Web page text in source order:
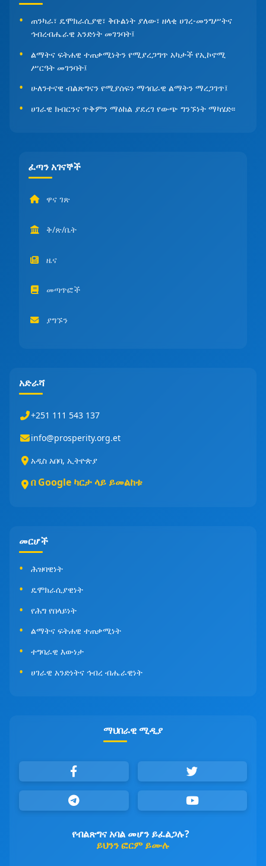
ጠንካራ፣ ዴሞክራሲያዊ፣ ቅቡልነት ያለው፣ ዘላቂ ሀገረ-መንግሥትና
ኅብረብሔራዊ አንድነት መገንባት፤
ልማትና ፍትሐዊ ተጠቃሚነትን የሚያረጋግጥ አካታች የኢኮኖሚ
ሥርዓት መገንባት፤
ሁለንተናዊ ብልጽግናን የሚያሰፍን ማኅበራዊ ልማትን ማረጋገጥ፤
ሀገራዊ ክብርንና ጥቅምን ማዕከል ያደረገ የውጭ ግንኙነት ማካሄድ፡፡
ፈጣን አገናኞች
ዋና ገጽ
ቅ/ጽ/ቤት
ዜና
መጣጥፎች
ያግኙን
አድራሻ
+251 111 543 137
info@prosperity.org.et
አዲስ አበባ, ኢትዮጵያ
በ Google ካርታ ላይ ይመልከቱ
መርሆች
ሕዝባዊነት
ዴሞክራሲያዊነት
የሕግ የበላይነት
ልማትና ፍትሐዊ ተጠቃሚነት
ተግባራዊ እውነታ
ሀገራዊ አንድነትና ኅብረ ብሔራዊነት
ማህበራዊ ሚዲያ
የብልጽግና አባል መሆን ይፈልጋሉ?
ይህንን ፎርም ይሙሉ